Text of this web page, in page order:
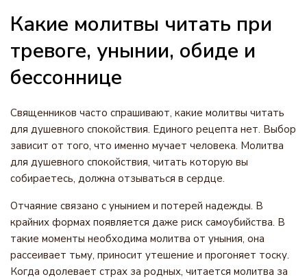
Какие молитвы читать при
тревоге, унынии, обиде и
бессоннице
Священников часто спрашивают, какие молитвы читать
для душевного спокойствия. Единого рецепта нет. Выбор
зависит от того, что именно мучает человека. Молитва
для душевного спокойствия, читать которую вы
собираетесь, должна отзываться в сердце.
Отчаяние связано с унынием и потерей надежды. В
крайних формах появляется даже риск самоубийства. В
такие моменты необходима молитва от уныния, она
рассеивает тьму, приносит утешение и прогоняет тоску.
Когда одолевает страх за родных, читается молитва за